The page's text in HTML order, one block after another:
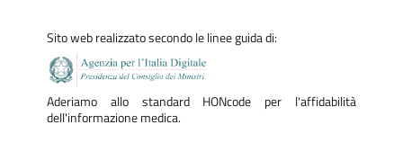
Sito web realizzato secondo le linee guida di:
Aderiamo allo standard HONcode per l'affidabilità
dell'informazione medica.